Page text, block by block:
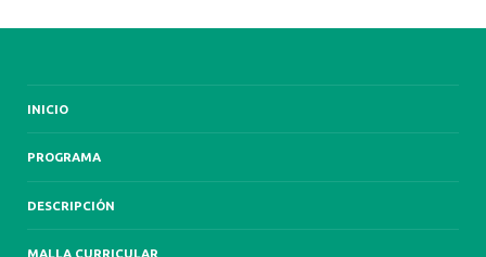
INICIO
PROGRAMA
DESCRIPCIÓN
MALLA CURRICULAR